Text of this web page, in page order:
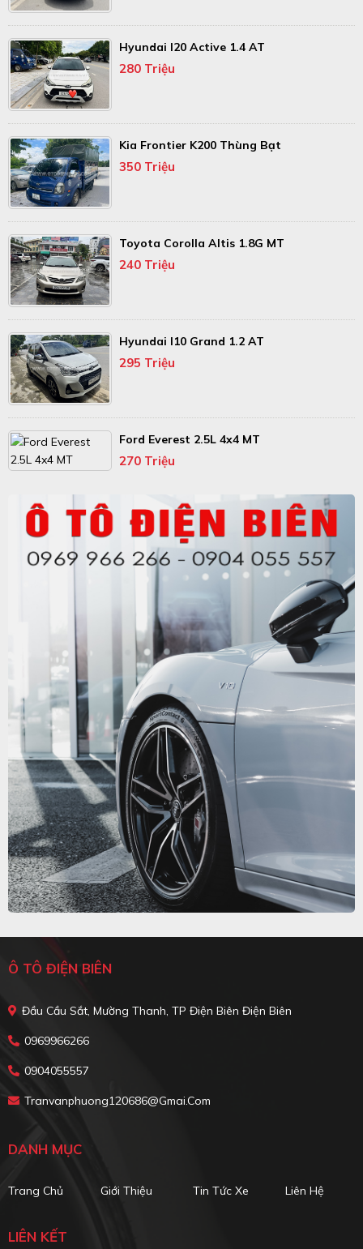
Hyundai I20 Active 1.4 AT
280 Triệu
Kia Frontier K200 Thùng Bạt
350 Triệu
Toyota Corolla Altis 1.8G MT
240 Triệu
Hyundai I10 Grand 1.2 AT
295 Triệu
Ford Everest 2.5L 4x4 MT
270 Triệu
Ô TÔ ĐIỆN BIÊN
Đầu Cầu Sắt, Mường Thanh, TP Điện Biên Điện Biên
0969966266
0904055557
Tranvanphuong120686@gmai.com
DANH MỤC
Trang Chủ Giới Thiệu Tin Tức Xe Liên Hệ
LIÊN KẾT